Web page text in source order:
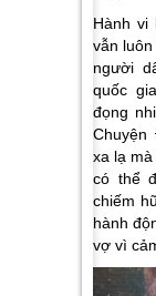
Hành vi
vẫn
người
quốc
đọng
Chuyện
xa lạ
có thể
chiếm
hành
vợ vì